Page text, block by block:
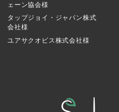
ェーン協会様
タップジョイ・ジャパン株式
会社様
ユアサクオビス株式会社様